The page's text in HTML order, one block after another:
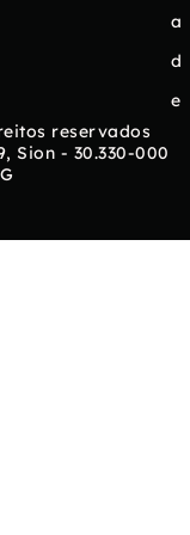
a
d
e
reservados
Sion - 30.330-000